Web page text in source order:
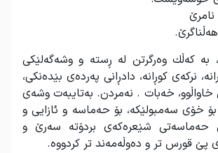
.
بە كەڵك وەرگرتن لە ڕستە و وشەگەلێكی
نركەی كوڕانە، دادڕانی پەردەی بێدەنكی،
خەبات . نەمردن. بەتایبەت وشەی
خۆی سەمبولێكە، بۆ حەماسە و ئازایی و
حەماسەتی شێعرەكەی بردۆتە سەرێ و
پێ قورس تر و دەوڵەمەند تر كردووە.